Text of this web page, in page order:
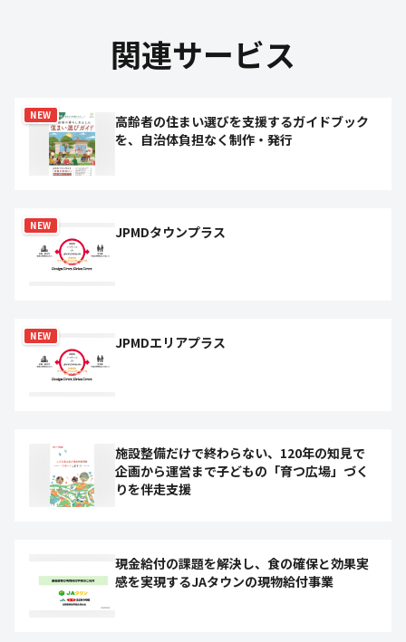
関連サービス
NEW
高齢者の住まい選びを支援するガイドブック
を、自治体負担なく制作・発行
NEW JPMDタウンプラス
NEW JPMDエリアプラス
施設整備だけで終わらない、120年の知見で
企画から運営まで子どもの「育つ広場」づく
りを伴走支援
現金給付の課題を解決し、食の確保と効果実
感を実現するJAタウンの現物給付事業